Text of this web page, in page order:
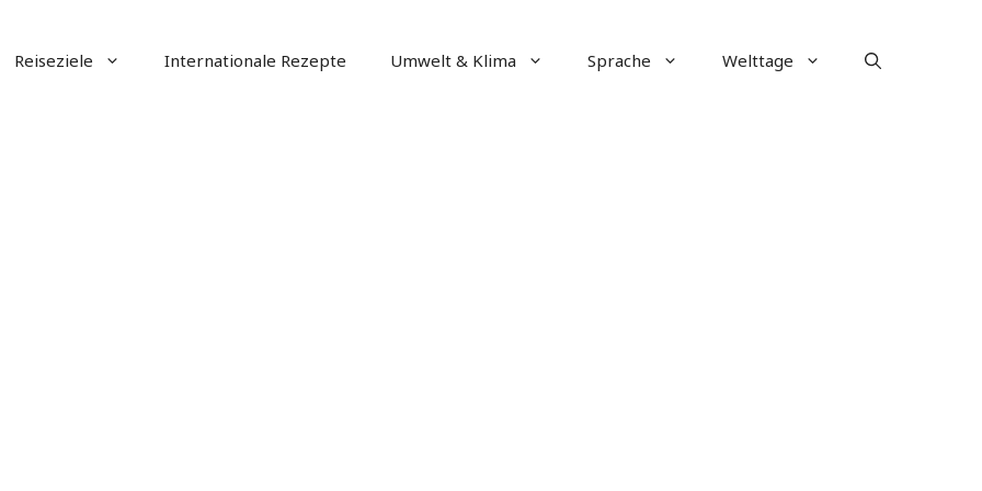
Reiseziele Internationale Rezepte Umwelt & Klima Sprache Welttage